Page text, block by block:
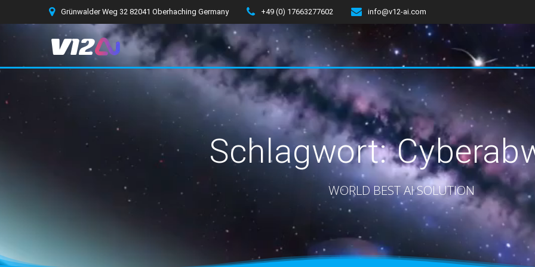
springen
Grünwalder Weg 32 82041 Oberhaching Germany +49 (0) 17663277602 info@v12-ai.com
Schlagwort:
WORLD BEST AI SOLUTION